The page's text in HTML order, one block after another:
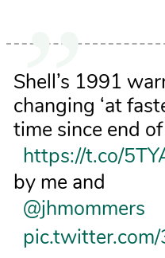
Shell’s 1991
changing ‘at
time since end of
https://t.co/
by me and
@jhmommers